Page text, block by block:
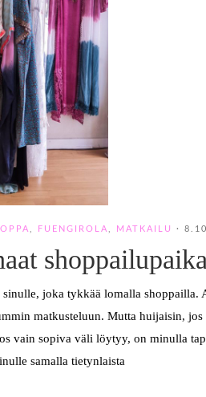
FUENGIROLA MATKAILU ·
sinulle, joka tykkää lomalla
matkusteluun. Mutta huijaisin,
vain sopiva väli löytyy, on minulla
samalla tietynlaista